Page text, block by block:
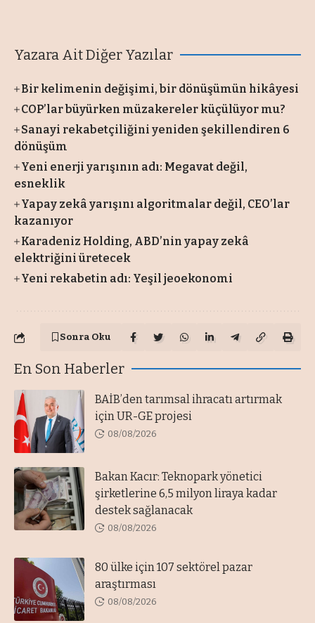
Yazara Ait Diğer Yazılar
Bir kelimenin değişimi, bir dönüşümün hikâyesi
COP’lar büyürken müzakereler küçülüyor mu?
Sanayi rekabetçiliğini yeniden şekillendiren 6
dönüşüm
Yeni enerji yarışının adı: Megavat değil,
esneklik
Yapay zekâ yarışını algoritmalar değil, CEO’lar
kazanıyor
Karadeniz Holding, ABD’nin yapay zekâ
elektriğini üretecek
Yeni rekabetin adı: Yeşil jeoekonomi
Sonra Oku
En Son Haberler
BAİB’den tarımsal ihracatı artırmak
için UR-GE projesi
08/08/2026
Bakan Kacır: Teknopark yönetici
şirketlerine 6,5 milyon liraya kadar
destek sağlanacak
08/08/2026
80 ülke için 107 sektörel pazar
araştırması
08/08/2026